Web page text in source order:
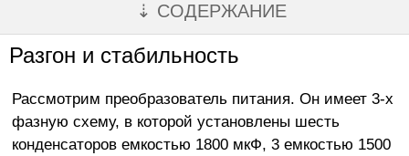
⇣ СОДЕРЖАНИЕ
Разгон и стабильность
Рассмотрим преобразователь питания. Он имеет 3-х
фазную схему, в которой установлены шесть
конденсаторов емкостью 1800 мкФ, 3 емкостью 1500